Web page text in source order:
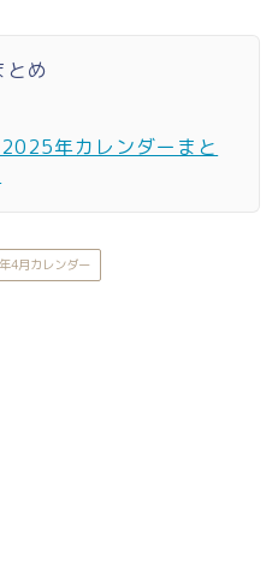
とめ
年カレンダーまと
4月カレンダー